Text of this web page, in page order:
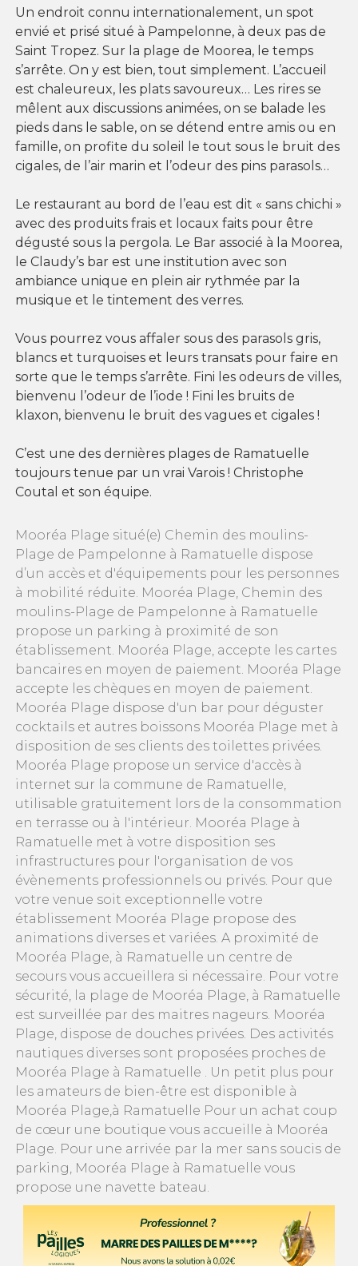
Un endroit connu internationalement, un spot
envié et prisé situé à Pampelonne, à deux pas de
Saint Tropez. Sur la plage de Moorea, le temps
s’arrête. On y est bien, tout simplement. L’accueil
est chaleureux, les plats savoureux… Les rires se
mêlent aux discussions animées, on se balade les
pieds dans le sable, on se détend entre amis ou en
famille, on profite du soleil le tout sous le bruit des
cigales, de l’air marin et l’odeur des pins parasols…
Le restaurant au bord de l’eau est dit « sans chichi »
avec des produits frais et locaux faits pour être
dégusté sous la pergola. Le Bar associé à la Moorea,
le Claudy’s bar est une institution avec son
ambiance unique en plein air rythmée par la
musique et le tintement des verres.
Vous pourrez vous affaler sous des parasols gris,
blancs et turquoises et leurs transats pour faire en
sorte que le temps s’arrête. Fini les odeurs de villes,
bienvenu l’odeur de l’iode ! Fini les bruits de
klaxon, bienvenu le bruit des vagues et cigales !
C’est une des dernières plages de Ramatuelle
toujours tenue par un vrai Varois ! Christophe
Coutal et son équipe.
Mooréa Plage situé(e) Chemin des moulins-
Plage de Pampelonne à Ramatuelle dispose
d’un accès et d'équipements pour les personnes
à mobilité réduite. Mooréa Plage, Chemin des
moulins-Plage de Pampelonne à Ramatuelle
propose un parking à proximité de son
établissement. Mooréa Plage, accepte les cartes
bancaires en moyen de paiement. Mooréa Plage
accepte les chèques en moyen de paiement.
Mooréa Plage dispose d'un bar pour déguster
cocktails et autres boissons Mooréa Plage met à
disposition de ses clients des toilettes privées.
Mooréa Plage propose un service d'accès à
internet sur la commune de Ramatuelle,
utilisable gratuitement lors de la consommation
en terrasse ou à l'intérieur. Mooréa Plage à
Ramatuelle met à votre disposition ses
infrastructures pour l'organisation de vos
évènements professionnels ou privés. Pour que
votre venue soit exceptionnelle votre
établissement Mooréa Plage propose des
animations diverses et variées. A proximité de
Mooréa Plage, à Ramatuelle un centre de
secours vous accueillera si nécessaire. Pour votre
sécurité, la plage de Mooréa Plage, à Ramatuelle
est surveillée par des maitres nageurs. Mooréa
Plage, dispose de douches privées. Des activités
nautiques diverses sont proposées proches de
Mooréa Plage à Ramatuelle . Un petit plus pour
les amateurs de bien-être est disponible à
Mooréa Plage,à Ramatuelle Pour un achat coup
de cœur une boutique vous accueille à Mooréa
Plage. Pour une arrivée par la mer sans soucis de
parking, Mooréa Plage à Ramatuelle vous
propose une navette bateau.